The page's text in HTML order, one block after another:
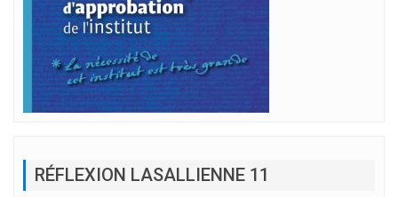
RÉFLEXION LASALLIENNE 11